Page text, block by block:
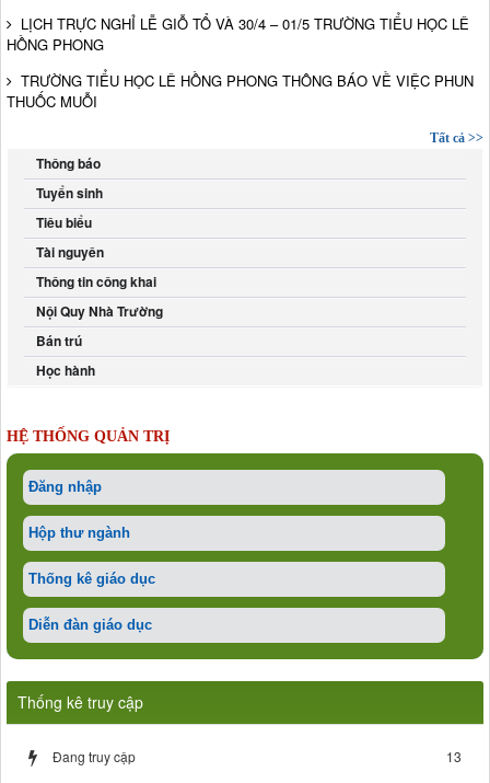
LỊCH TRỰC NGHỈ LỄ GIỖ TỔ VÀ 30/4 – 01/5 TRƯỜNG TIỂU HỌC LÊ
HỒNG PHONG
TRƯỜNG TIỂU HỌC LÊ HỒNG PHONG THÔNG BÁO VỀ VIỆC PHUN
THUỐC MUỖI
Tất cả >>
Thông báo
Tuyển sinh
Tiêu biểu
Tài nguyên
Thông tin công khai
Nội Quy Nhà Trường
Bán trú
Học hành
HỆ THỐNG QUẢN TRỊ
Đăng nhập
Hộp thư ngành
Thống kê giáo dục
Diễn đàn giáo dục
Thống kê truy cập
Đang truy cập 13